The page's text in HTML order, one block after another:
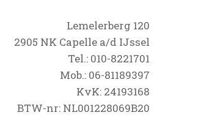
Lemelerberg 120
2905 NK Capelle a/d IJssel
Tel.: 010-8221701
Mob.: 06-81189397
KvK: 24193168
BTW-nr: NL001228069B20